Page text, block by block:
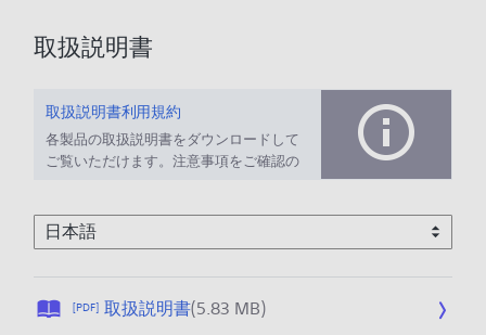
取扱説明書
取扱説明書利用規約
各製品の取扱説明書をダウンロードして
ご覧いただけます。注意事項をご確認の
[PDF] 取扱説明書(5.83 MB)公